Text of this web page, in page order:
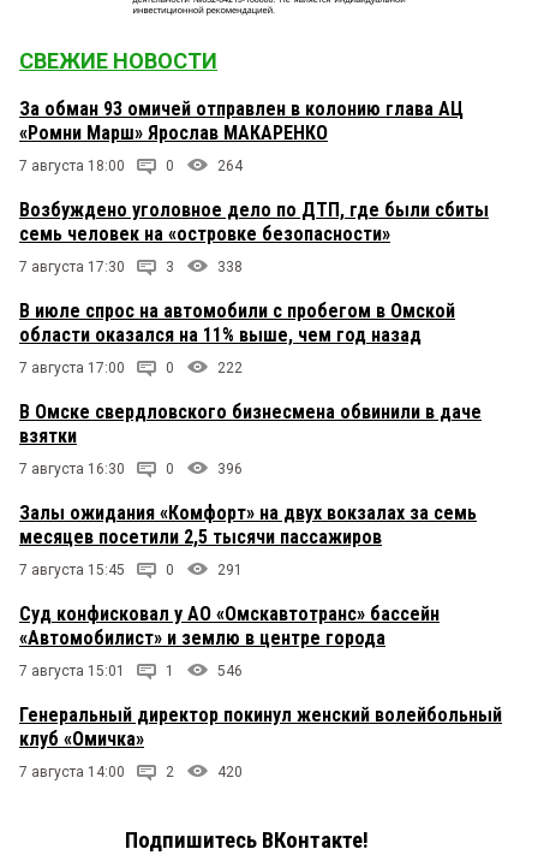
СВЕЖИЕ НОВОСТИ
За обман 93 омичей отправлен в колонию глава АЦ
«Ромни Марш» Ярослав МАКАРЕНКО
7 августа 18:00 0 264
Возбуждено уголовное дело по ДТП, где были сбиты
семь человек на «островке безопасности»
7 августа 17:30 3 338
В июле спрос на автомобили с пробегом в Омской
области оказался на 11% выше, чем год назад
7 августа 17:00 0 222
В Омске свердловского бизнесмена обвинили в даче
взятки
7 августа 16:30 0 396
Залы ожидания «Комфорт» на двух вокзалах за семь
месяцев посетили 2,5 тысячи пассажиров
7 августа 15:45 0 291
Суд конфисковал у АО «Омскавтотранс» бассейн
«Автомобилист» и землю в центре города
7 августа 15:01 1 546
Генеральный директор покинул женский волейбольный
клуб «Омичка»
7 августа 14:00 2 420
Подпишитесь ВКонтакте!